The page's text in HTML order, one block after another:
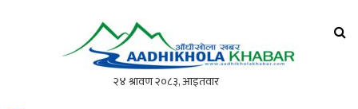
मोफसलकै लोकप्रिय अनलाइन पत्रिका